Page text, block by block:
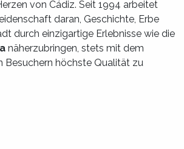
von Cádiz. Seit 1994 arbeitet
daran, Geschichte, Erbe
durch einzigartige Erlebnisse wie die
näherzubringen, stets mit dem
Besuchern höchste Qualität zu